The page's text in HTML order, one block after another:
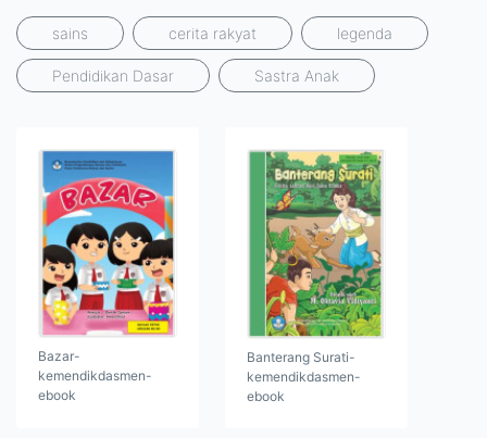
sains cerita rakyat legenda
Pendidikan Dasar Sastra Anak
Bazar-
kemendikdasmen-
ebook
Banterang Surati-
kemendikdasmen-
ebook